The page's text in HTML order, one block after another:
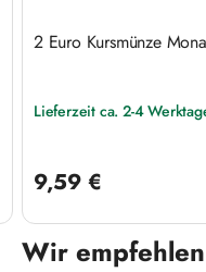
2 Euro Kursmünze
Lieferzeit ca. 2-4
9,59 €
Wir empfehlen